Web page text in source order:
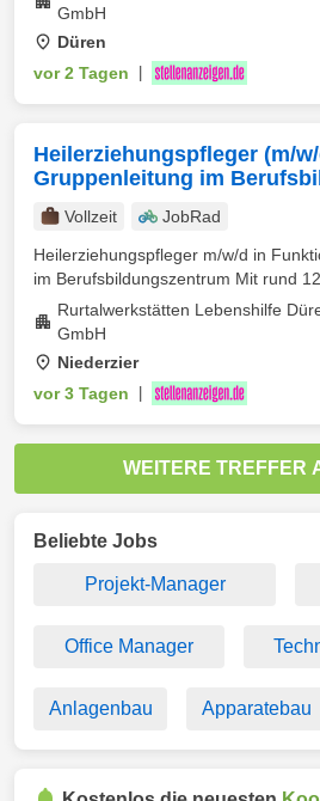
GmbH
Düren
vor 2 Tagen
Heilerziehungspfleger (m/
Gruppenleitung im
Vollzeit
JobRad
Heilerziehungspfleger m/w/d in
im Berufsbildungszentrum Mit rund
Rurtalwerkstätten Lebenshilfe
GmbH
Niederzier
vor 3 Tagen
WEITERE TREFFER
Beliebte Jobs
Projekt-Manager
Office Manager
Anlagenbau Apparatebau